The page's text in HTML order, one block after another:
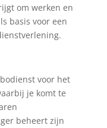
om werken en
basis voor een
voor het
je komt te
beheert zijn